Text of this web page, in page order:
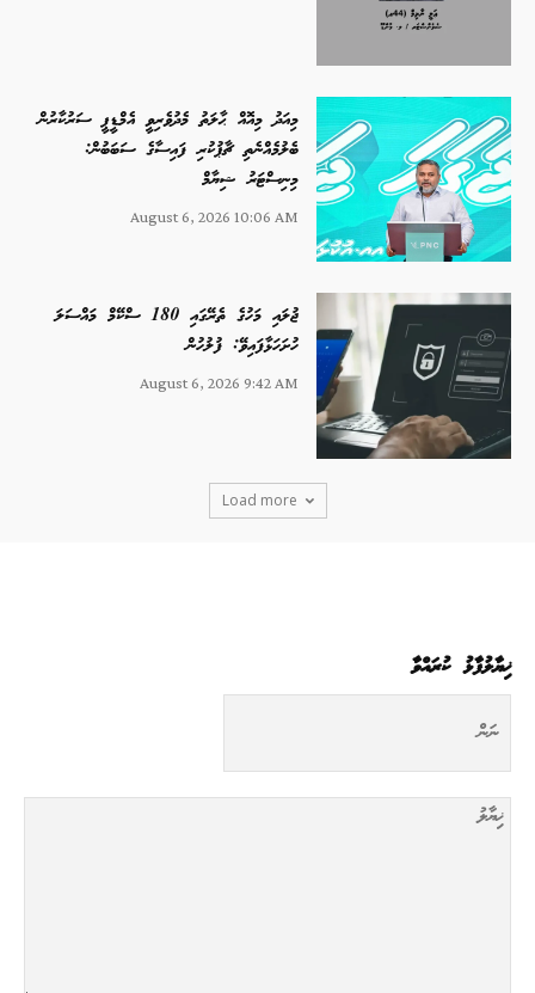
މިއަދު މިއޮއް ޙާލަތު މެދުވެރިވީ އެމްޑީޕީ ސަރުކާރުން
ބެލުމެއްނެތި ޗާޕުކުރި ފައިސާގެ ސަބަބުން:
މިނިސްޓަރު ޝިޔާމް
August 6, 2026 10:06 AM
ޖުލައި މަހުގެ ތެރޭގައި 180 ސްކޭމް މައްސަލަ
ހުށަހަޅާފައިވޭ: ފުލުހުން
August 6, 2026 9:42 AM
Load more
ޚިޔާލުފާޅު ކުރައްވާ